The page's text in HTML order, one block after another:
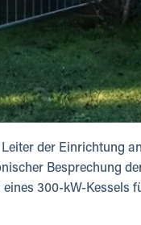
der Einrichtung
Besprechung
300-kW-Kessels